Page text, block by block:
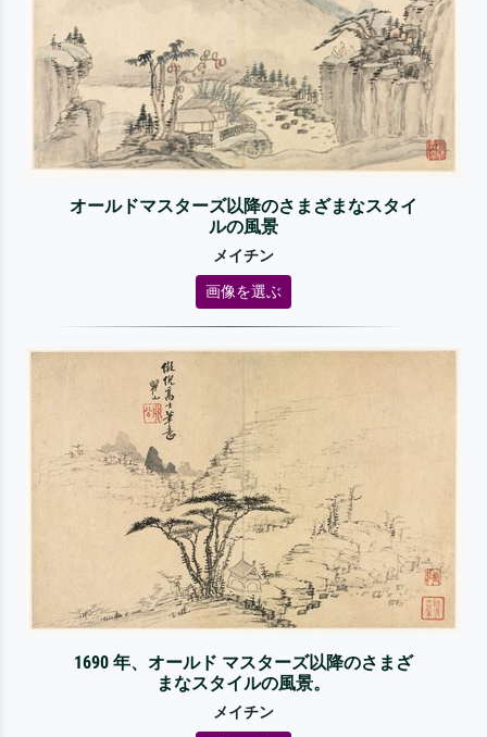
オールドマスターズ以降のさまざまなスタイ
ルの風景
メイチン
画像を選ぶ
1690 年、オールド マスターズ以降のさまざ
まなスタイルの風景。
メイチン